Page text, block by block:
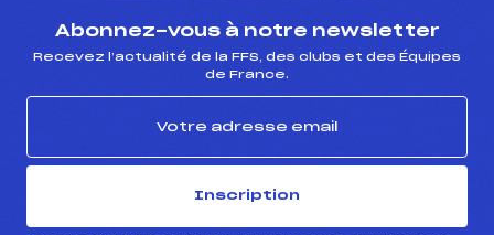
Abonnez-vous à notre newsletter
Recevez l’actualité de la FFS, des clubs et des Équipes
de France.
Inscription